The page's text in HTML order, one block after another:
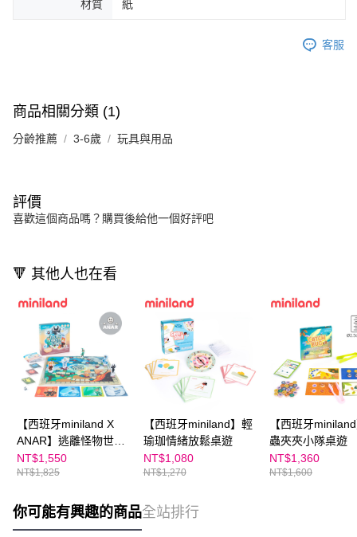
材質 紙
客服
商品相關分類 (1)
分齡推薦 3-6歲 玩具與用品
評價
喜歡這個商品嗎？購買後給他一個好評吧
🔻 其他人也在看
【西班牙miniland X
ANAR】逃離怪物世界
情緒桌遊
NT$1,550
NT$1,825
【西班牙miniland】輕
瑜珈情緒放鬆桌遊
NT$1,080
NT$1,270
【西班牙
蟲夾夾小隊桌遊
NT$1,360
NT$1,600
你可能有興趣的商品全站排行